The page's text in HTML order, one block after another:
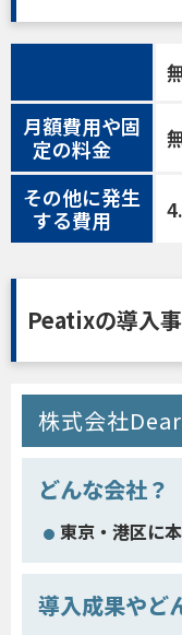
月額費用や固
定の料金
その他に発生
する費用
Peatixの導入
株式会社
どんな会社？
東京・港区に
導入成果やど